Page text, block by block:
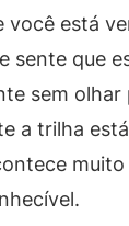
você está
sente que
sem olhar
a trilha